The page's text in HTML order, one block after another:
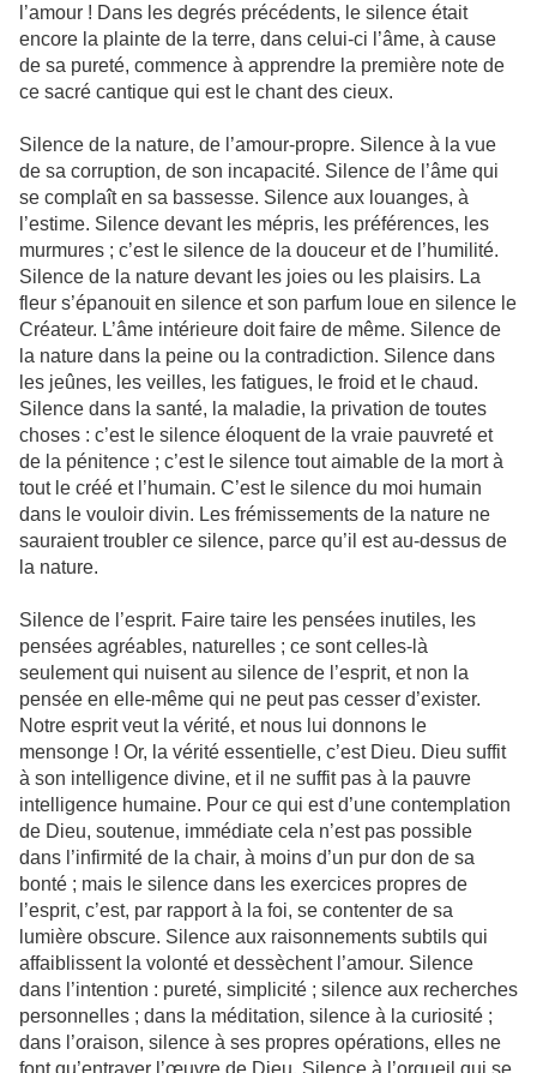
l’amour ! Dans les degrés précédents, le silence était
encore la plainte de la terre, dans celui-ci l’âme, à cause
de sa pureté, commence à apprendre la première note de
ce sacré cantique qui est le chant des cieux.
Silence de la nature, de l’amour-propre. Silence à la vue
de sa corruption, de son incapacité. Silence de l’âme qui
se complaît en sa bassesse. Silence aux louanges, à
l’estime. Silence devant les mépris, les préférences, les
murmures ; c’est le silence de la douceur et de l’humilité.
Silence de la nature devant les joies ou les plaisirs. La
fleur s’épanouit en silence et son parfum loue en silence le
Créateur. L’âme intérieure doit faire de même. Silence de
la nature dans la peine ou la contradiction. Silence dans
les jeûnes, les veilles, les fatigues, le froid et le chaud.
Silence dans la santé, la maladie, la privation de toutes
choses : c’est le silence éloquent de la vraie pauvreté et
de la pénitence ; c’est le silence tout aimable de la mort à
tout le créé et l’humain. C’est le silence du moi humain
dans le vouloir divin. Les frémissements de la nature ne
sauraient troubler ce silence, parce qu’il est au-dessus de
la nature.
Silence de l’esprit. Faire taire les pensées inutiles, les
pensées agréables, naturelles ; ce sont celles-là
seulement qui nuisent au silence de l’esprit, et non la
pensée en elle-même qui ne peut pas cesser d’exister.
Notre esprit veut la vérité, et nous lui donnons le
mensonge ! Or, la vérité essentielle, c’est Dieu. Dieu suffit
à son intelligence divine, et il ne suffit pas à la pauvre
intelligence humaine. Pour ce qui est d’une contemplation
de Dieu, soutenue, immédiate cela n’est pas possible
dans l’infirmité de la chair, à moins d’un pur don de sa
bonté ; mais le silence dans les exercices propres de
l’esprit, c’est, par rapport à la foi, se contenter de sa
lumière obscure. Silence aux raisonnements subtils qui
affaiblissent la volonté et dessèchent l’amour. Silence
dans l’intention : pureté, simplicité ; silence aux recherches
personnelles ; dans la méditation, silence à la curiosité ;
dans l’oraison, silence à ses propres opérations, elles ne